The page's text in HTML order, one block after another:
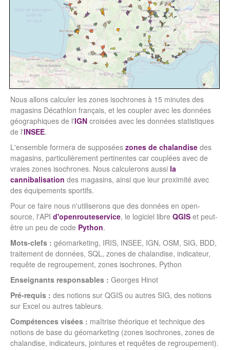
Nous allons calculer les zones isochrones à 15 minutes des
magasins Décathlon français, et les coupler avec les données
géographiques de l'IGN croisées avec les données statistiques
de l'INSEE.
L'ensemble formera de supposées zones de chalandise des
magasins, particulièrement pertinentes car couplées avec de
vraies zones isochrones. Nous calculerons aussi la
cannibalisation des magasins, ainsi que leur proximité avec
des équipements sportifs.
Pour ce faire nous n'utiliserons que des données en open-
source, l'API d'openrouteservice, le logiciel libre QGIS et peut-
être un peu de code Python.
Mots-clefs : géomarketing, IRIS, INSEE, IGN, OSM, SIG, BDD,
traitement de données, SQL, zones de chalandise, indicateur,
requête de regroupement, zones isochrones, Python
Enseignants responsables : Georges Hinot
Pré-requis : des notions sur QGIS ou autres SIG, des notions
sur Excel ou autres tableurs.
Compétences visées : maîtrise théorique et technique des
notions de base du géomarketing (zones isochrones, zones de
chalandise, indicateurs, jointures et requêtes de regroupement).